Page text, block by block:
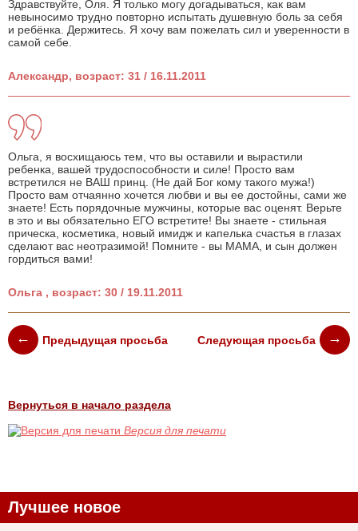
Здравствуйте, Оля. Я только могу догадываться, как вам
невыносимо трудно повторно испытать душевную боль за себя
и ребёнка. Держитесь. Я хочу вам пожелать сил и уверенности в
самой себе.
Александр, возраст: 31 / 16.11.2011
Ольга, я восхищаюсь тем, что вы оставили и вырастили
ребенка, вашей трудоспособности и силе! Просто вам
встретился не ВАШ принц. (Не дай Бог кому такого мужа!)
Просто вам отчаянно хочется любви и вы ее достойны, сами же
знаете! Есть порядочные мужчины, которые вас оценят. Верьте
в это и вы обязательно ЕГО встретите! Вы знаете - стильная
прическа, косметика, новый имидж и капелька счастья в глазах
сделают вас неотразимой! Помните - вы МАМА, и сын должен
гордиться вами!
Ольга , возраст: 30 / 19.11.2011
Предыдущая просьба Следующая просьба
Вернуться в начало раздела
Версия для печати
Лучшее новое